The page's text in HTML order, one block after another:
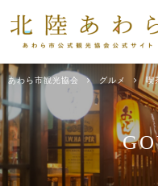
あわら市観光協会 グルメ 喫